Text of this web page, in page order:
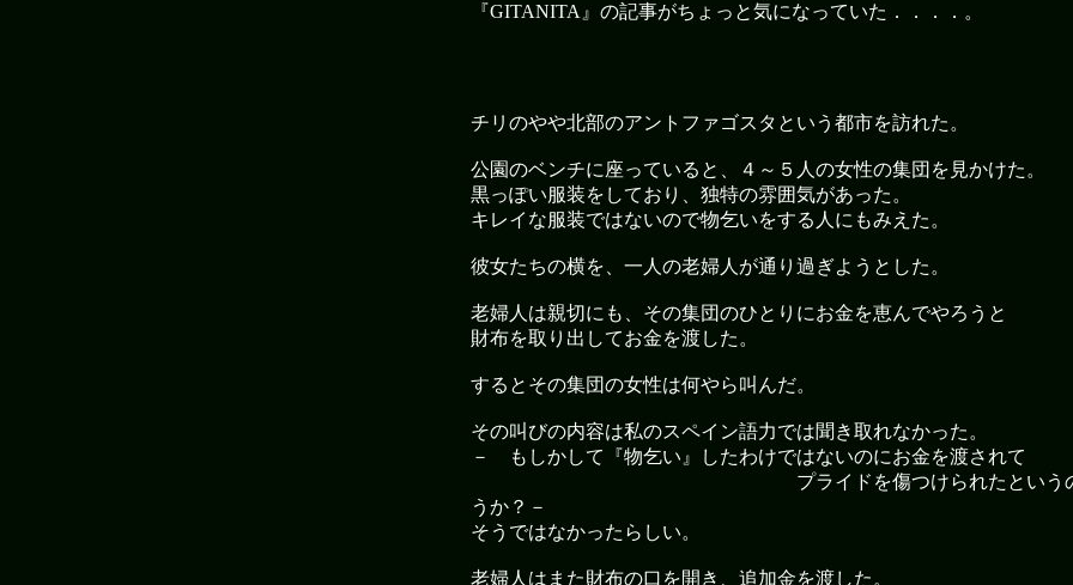
『GITANITA』の記事がちょっと気になっていた．．．．。
チリのやや北部のアントファゴスタという都市を訪れた。
公園のベンチに座っていると、４～５人の女性の集団を見かけた。
黒っぽい服装をしており、独特の雰囲気があった。
キレイな服装ではないので物乞いをする人にもみえた。
彼女たちの横を、一人の老婦人が通り過ぎようとした。
老婦人は親切にも、その集団のひとりにお金を恵んでやろうと
財布を取り出してお金を渡した。
するとその集団の女性は何やら叫んだ。
その叫びの内容は私のスペイン語力では聞き取れなかった。
－ もしかして『物乞い』したわけではないのにお金を渡されて
プライドを傷つけられたというの
うか？－
そうではなかったらしい。
老婦人はまた財布の口を開き、追加金を渡した。